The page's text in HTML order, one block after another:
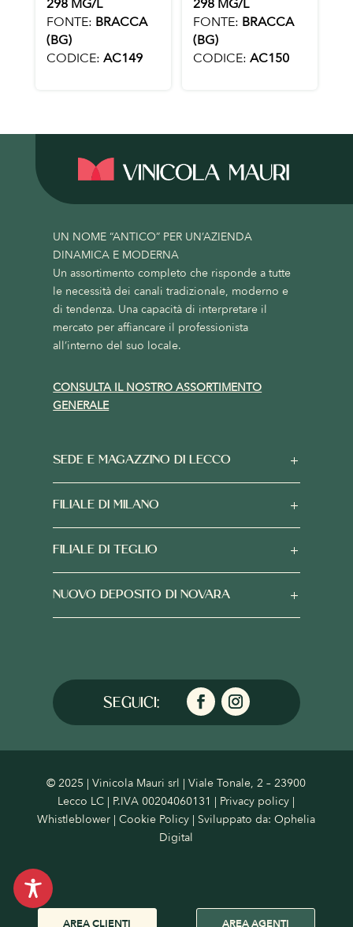
AREA CLIENTI AREA AGENTI
298 MG/L
FONTE: BRACCA
(BG)
CODICE: AC149
298 MG/L
FONTE: BRACCA
(BG)
CODICE: AC150
UN NOME “ANTICO” PER UN’AZIENDA
DINAMICA E MODERNA
Un assortimento completo che risponde a tutte
le necessità dei canali tradizionale, moderno e
di tendenza. Una capacità di interpretare il
mercato per affiancare il professionista
all’interno del suo locale.
CONSULTA IL NOSTRO ASSORTIMENTO
GENERALE
SEDE E MAGAZZINO DI LECCO
FILIALE DI MILANO
FILIALE DI TEGLIO
NUOVO DEPOSITO DI NOVARA
© 2025 | Vinicola Mauri srl | Viale Tonale, 2 – 23900
Lecco LC | P.IVA 00204060131 | Privacy policy |
Whistleblower |Cookie Policy | Sviluppato da:Ophelia
Digital